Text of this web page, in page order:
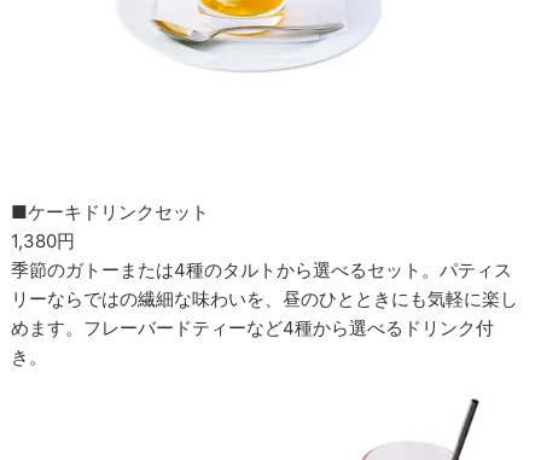
■ケーキドリンクセット
1,380円
季節のガトーまたは4種のタルトから選べるセット。パティス
リーならではの繊細な味わいを、昼のひとときにも気軽に楽し
めます。フレーバードティーなど4種から選べるドリンク付
き。